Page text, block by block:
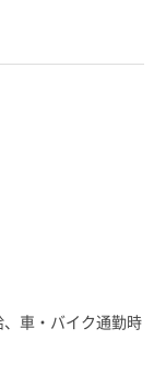
車・バイク通勤時